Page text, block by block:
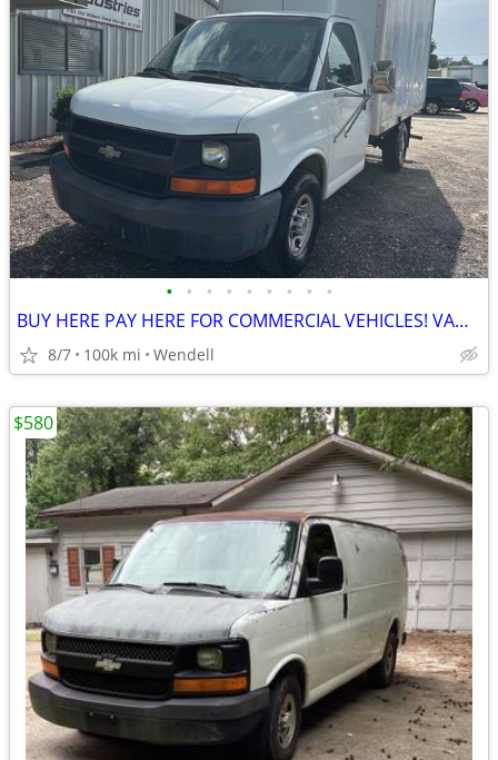
• • • • • • • • •
BUY HERE PAY HERE FOR COMMERCIAL VEHICLES! VANS BOX TRUCKS
8/7 100k mi Wendell
$580